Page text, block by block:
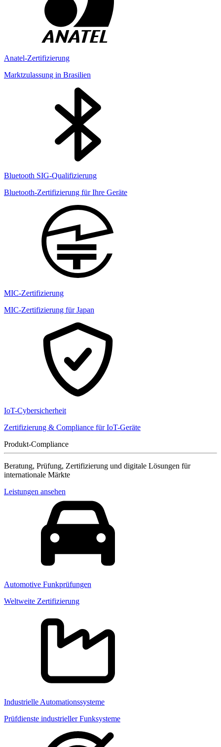
Anatel-Zertifizierung
Marktzulassung in Brasilien
Bluetooth SIG-Qualifizierung
Bluetooth-Zertifizierung für Ihre Geräte
MIC-Zertifizierung
MIC-Zertifizierung für Japan
IoT-Cybersicherheit
Zertifizierung & Compliance für IoT-Geräte
Produkt-Compliance
Beratung, Prüfung, Zertifizierung und digitale Lösungen für
internationale Märkte
Leistungen ansehen
Automotive Funkprüfungen
Weltweite Zertifizierung
Industrielle Automationssysteme
Prüfdienste industrieller Funksysteme